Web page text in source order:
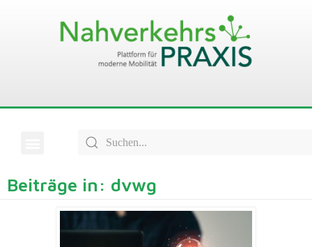
Beiträge in: dvwg